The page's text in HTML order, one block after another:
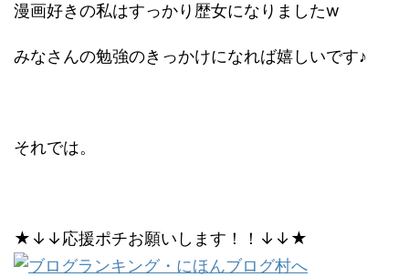
漫画好きの私はすっかり歴女になりましたw
みなさんの勉強のきっかけになれば嬉しいです♪
それでは。
★↓↓応援ポチお願いします！！↓↓★